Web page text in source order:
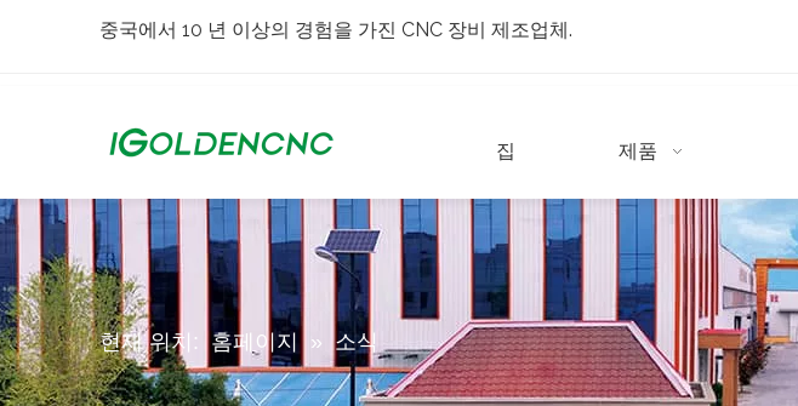
중국에서 10 년 이상의 경험을 가진 CNC 장비 제조업체.
집 제품
현재 위치: 홈페이지 » 소식